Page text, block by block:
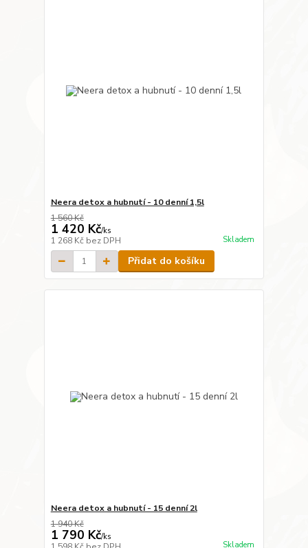
Neera detox a hubnutí - 10 denní 1,5l
1 560 Kč
1 420 Kč/ks
1 268 Kč bez DPH Skladem
Přidat do košíku
Neera detox a hubnutí - 15 denní 2l
1 940 Kč
1 790 Kč/ks
Skladem